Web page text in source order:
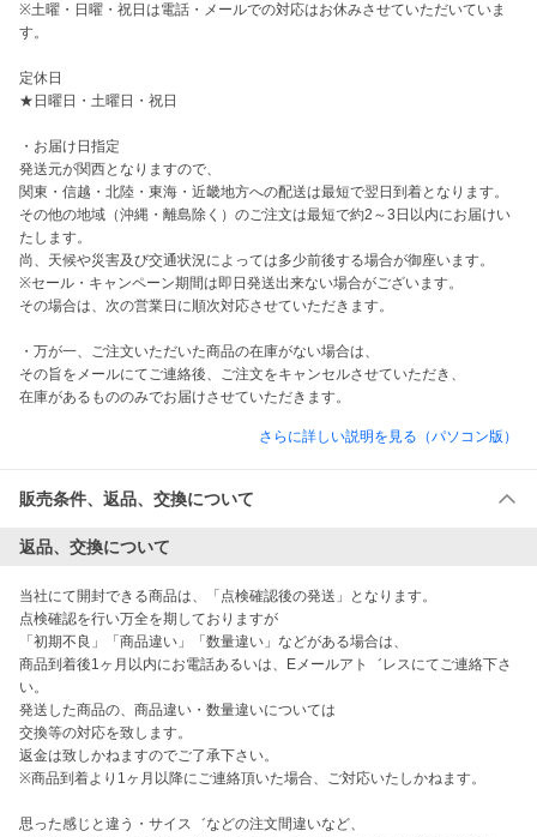
※土曜・日曜・祝日は電話・メールでの対応はお休みさせていただいていま
す。
定休日
★日曜日・土曜日・祝日
・お届け日指定
発送元が関西となりますので、
関東・信越・北陸・東海・近畿地方への配送は最短で翌日到着となります。
その他の地域（沖縄・離島除く）のご注文は最短で約2～3日以内にお届けい
たします。
尚、天候や災害及び交通状況によっては多少前後する場合が御座います。
※セール・キャンペーン期間は即日発送出来ない場合がございます。
その場合は、次の営業日に順次対応させていただきます。
・万が一、ご注文いただいた商品の在庫がない場合は、
その旨をメールにてご連絡後、ご注文をキャンセルさせていただき、
在庫があるもののみでお届けさせていただきます。
さらに詳しい説明を見る（パソコン版）
販売条件、返品、交換について
返品、交換について
当社にて開封できる商品は、「点検確認後の発送」となります。
点検確認を行い万全を期しておりますが
「初期不良」「商品違い」「数量違い」などがある場合は、
商品到着後1ヶ月以内にお電話あるいは、Eメールアト゛レスにてご連絡下さ
い。
発送した商品の、商品違い・数量違いについては
交換等の対応を致します。
返金は致しかねますのでご了承下さい。
※商品到着より1ヶ月以降にご連絡頂いた場合、ご対応いたしかねます。
思った感じと違う・サイス゛などの注文間違いなど、